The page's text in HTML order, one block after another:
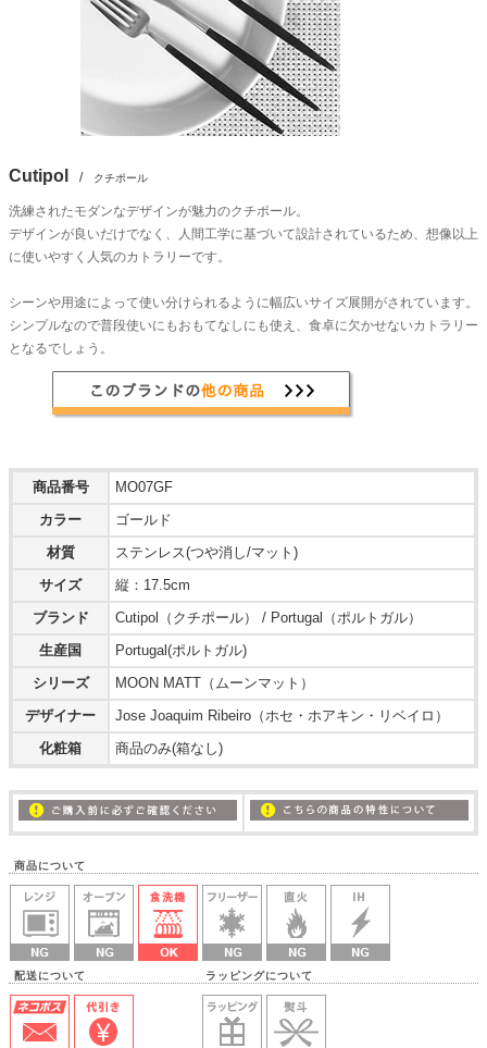
Cutipol / クチポール
洗練されたモダンなデザインが魅力のクチポール。
デザインが良いだけでなく、人間工学に基づいて設計されているため、想像以上
に使いやすく人気のカトラリーです。
シーンや用途によって使い分けられるように幅広いサイズ展開がされています。
シンプルなので普段使いにもおもてなしにも使え、食卓に欠かせないカトラリー
となるでしょう。
商品番号
MO07GF
カラー
ゴールド
材質
ステンレス(つや消し/マット)
サイズ
縦：17.5cm
ブランド
Cutipol（クチポール） / Portugal（ポルトガル）
生産国
Portugal(ポルトガル)
シリーズ
MOON MATT（ムーンマット）
デザイナー
Jose Joaquim Ribeiro（ホセ・ホアキン・リベイロ）
化粧箱
商品のみ(箱なし)
商品について
配送について ラッピングについて